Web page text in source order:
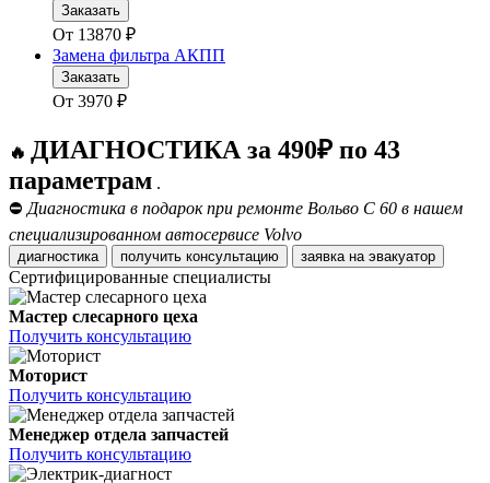
Заказать
От 13870 ₽
Замена фильтра АКПП
Заказать
От 3970 ₽
🔥 ДИАГНОСТИКА за 490₽ по 43
параметрам .
⛔ Диагностика в подарок при ремонте Вольво С 60 в нашем
специализированном автосервисе Volvo
диагностика получить консультацию заявка на эвакуатор
Сертифицированные специалисты
Мастер слесарного цеха
Получить консультацию
Моторист
Получить консультацию
Менеджер отдела запчастей
Получить консультацию